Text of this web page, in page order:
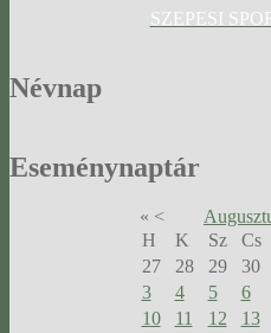
SZEPESI
Névnap
Eseménynaptár
« <
H
K Sz Cs
27
28 29 30
3
4 5 6
10
11 12 13